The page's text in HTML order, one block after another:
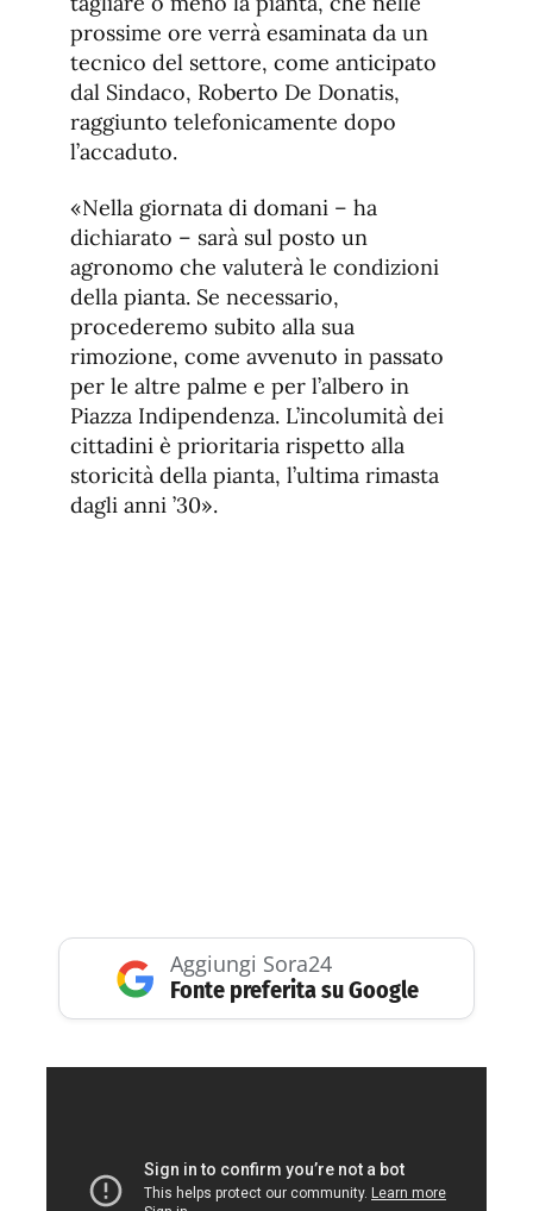
prossime ore verrà esaminata da un
tecnico del settore, come anticipato
dal Sindaco, Roberto De Donatis,
raggiunto telefonicamente dopo
l’accaduto.
«Nella giornata di domani – ha
dichiarato – sarà sul posto un
agronomo che valuterà le condizioni
della pianta. Se necessario,
procederemo subito alla sua
rimozione, come avvenuto in passato
per le altre palme e per l’albero in
Piazza Indipendenza. L’incolumità dei
cittadini è prioritaria rispetto alla
storicità della pianta, l’ultima rimasta
dagli anni ’30».
Aggiungi Sora24
Fonte preferita su Google